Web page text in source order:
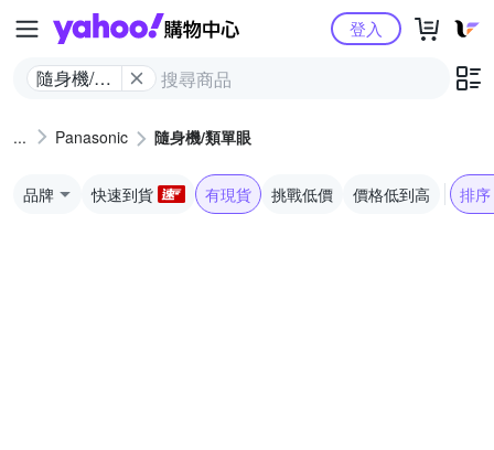
Yahoo購物中心
隨身機/類
登入
Panasonic 隨身機/類單眼
品牌 快速到貨 有現貨 挑戰低價 價格低到高 排序